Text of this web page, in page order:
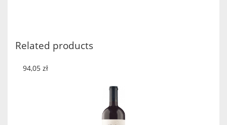
2018
quantity
Related products
94,05 zł